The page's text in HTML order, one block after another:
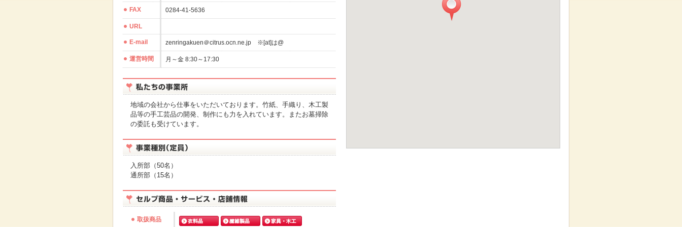
FAX 0284-41-5636
URL
E-mail zenringakuen＠citrus.ocn.ne.jp ※[at]は@
運営時間 月～金 8:30～17:30
地域の会社から仕事をいただいております。竹紙、手織り、木工製
品等の手工芸品の開発、制作にも力を入れています。またお墓掃除
の委託も受けています。
入所部（50名）
通所部（15名）
取扱商品